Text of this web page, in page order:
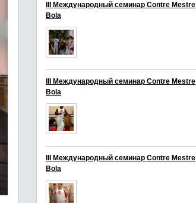
III Международный семинар Contre Mestre
Bola
III Международный семинар Contre Mestre
Bola
III Международный семинар Contre Mestre
Bola